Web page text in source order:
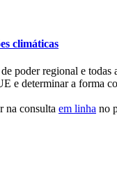
climáticas
poder regional e
determinar a forma
na consulta em linha no